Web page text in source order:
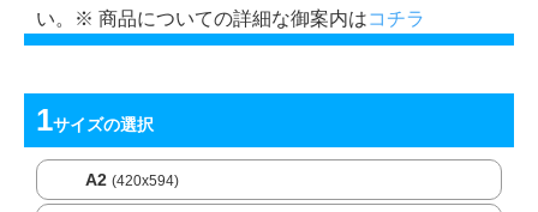
い。※ 商品についての詳細な御案内はコチラ
サイズの選択
A2 (420x594)